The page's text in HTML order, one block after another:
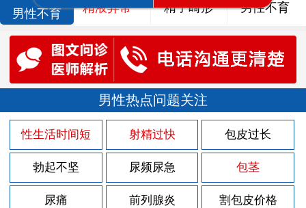
男性不育 精液异常 精子畸形 男性不育
男性热点问题关注
性生活时间短 射精过快 包皮过长
勃起不坚 尿频尿急 包茎
尿痛 前列腺炎 割包皮价格